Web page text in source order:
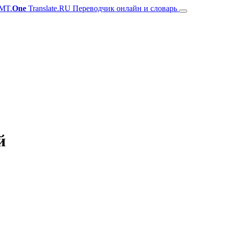
One Translate.RU Переводчик онлайн и словарь